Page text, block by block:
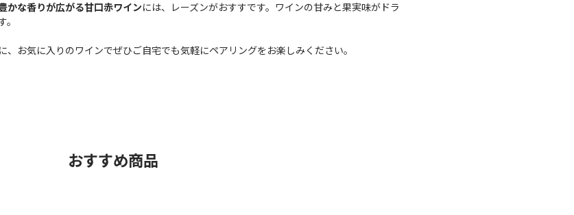
かな香りが広がる甘口赤ワインには、レーズンがおすすです。ワインの甘みと果実味がドラ
お気に入りのワインでぜひご自宅でも気軽にペアリングをお楽しみください。
おすすめ商品